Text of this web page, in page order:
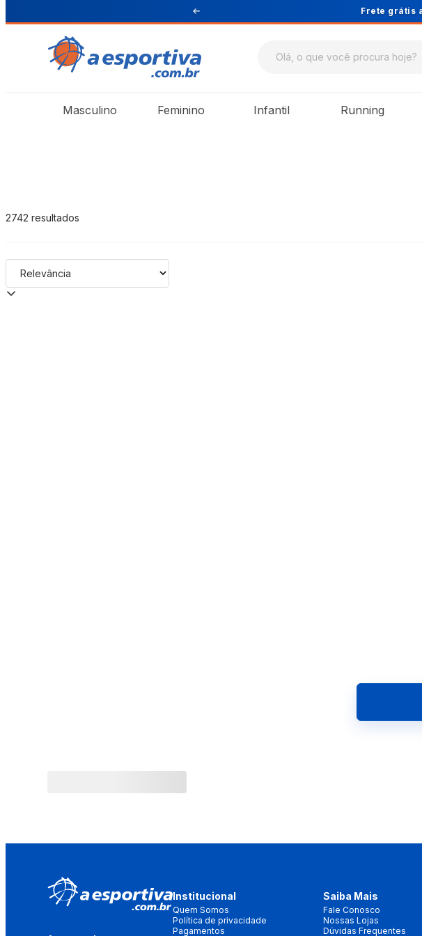
Masculino Feminino Infantil Running
2742 resultados
Institucional
Quem Somos
Política de privacidade
Pagamentos
Saiba Mais
Fale Conosco
Nossas Lojas
Dúvidas Frequentes